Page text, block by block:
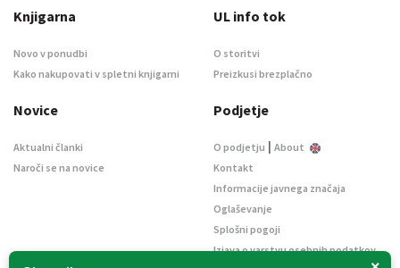
Knjigarna
Novo v ponudbi
Kako nakupovati v spletni knjigarni
UL info tok
O storitvi
Preizkusi brezplačno
Novice
Aktualni članki
Naroči se na novice
Podjetje
O podjetju | About
Kontakt
Informacije javnega značaja
Oglaševanje
Splošni pogoji
Izjava o varstvu osebnih podatkov